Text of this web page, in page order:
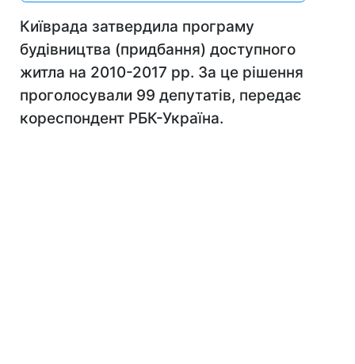
Київрада затвердила програму
будівництва (придбання) доступного
житла на 2010-2017 рр. За це рішення
проголосували 99 депутатів, передає
кореспондент РБК-Україна.